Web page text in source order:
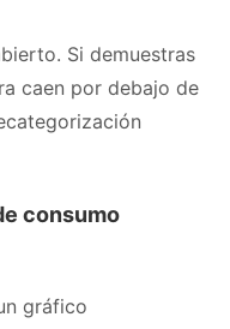
Si demuestras
caen por debajo de
consumo
gráfico